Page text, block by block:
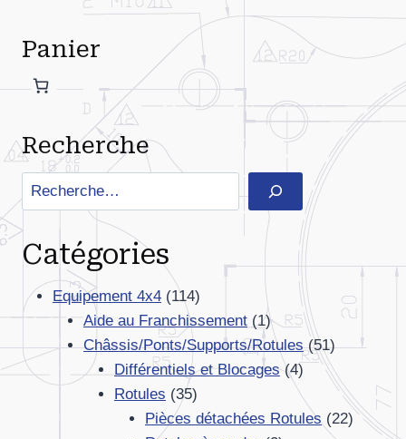
Panier
Recherche
Rechercher
Catégories
Equipement 4x4 114114
produits
Aide au Franchissement 11
produit
Châssis/Ponts/Supports/Rotules 5151
produits
Différentiels et Blocages 44
produits
Rotules 3535
produits
Pièces détachées Rotules 2222